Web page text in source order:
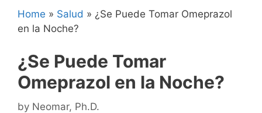
Home » Salud » ¿Se Puede Tomar Omeprazol
en la Noche?
¿Se Puede Tomar
Omeprazol en la Noche?
by Neomar, Ph.D.